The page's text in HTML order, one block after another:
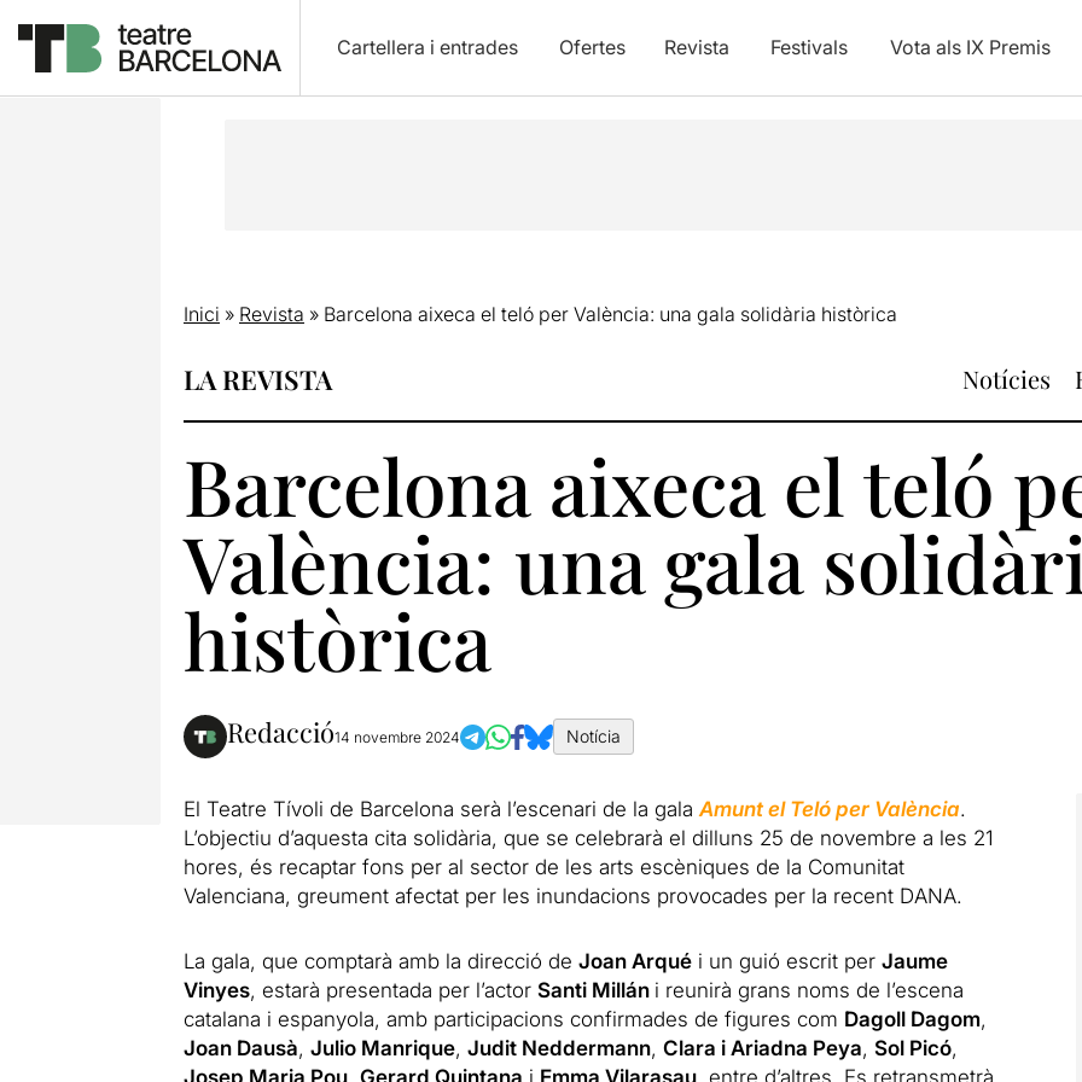
Cartellera i entrades Ofertes Revista Festivals Vota als IX Premis
Inici » Revista » Barcelona aixeca el teló per València: una gala solidària històrica
LA REVISTA Notícies
Barcelona aixeca el teló
València: una gala
històrica
Redacció14 novembre 2024 Notícia
El Teatre Tívoli de Barcelona serà l’escenari de la galaAmunt el Teló per València.
L’objectiu d’aquesta cita solidària, que se celebrarà el dilluns 25 de novembre a les 21
hores, és recaptar fons per al sector de les arts escèniques de la Comunitat
Valenciana, greument afectat per les inundacions provocades per la recent DANA.
La gala, que comptarà amb la direcció de Joan Arquéi un guió escrit per Jaume
Vinyes, estarà presentada per l’actor Santi Millán i reunirà grans noms de l’escena
catalana i espanyola, amb participacions confirmades de figures com Dagoll Dagom,
Joan Dausà, Julio Manrique, Judit Neddermann, Clara i Ariadna Peya, Sol Picó,
Josep Maria Pou, Gerard Quintana i Emma Vilarasau, entre d’altres. Es retransmetrà